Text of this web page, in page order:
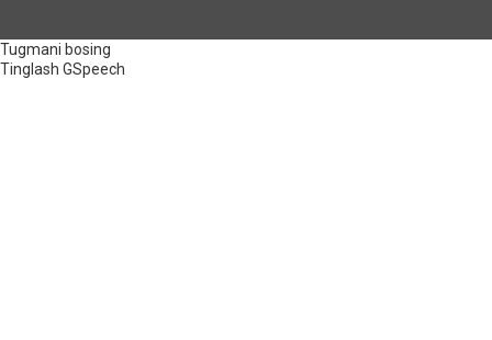
Tugmani bosing
Tinglash GSpeech